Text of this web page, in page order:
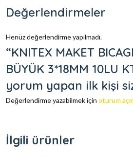
Değerlendirmeler
Henüz değerlendirme yapılmadı.
“KNITEX MAKET
BÜYÜK 3*18MM 10LU
yorum yapan ilk kişi
Değerlendirme yazabilmek için oturum
İlgili ürünler